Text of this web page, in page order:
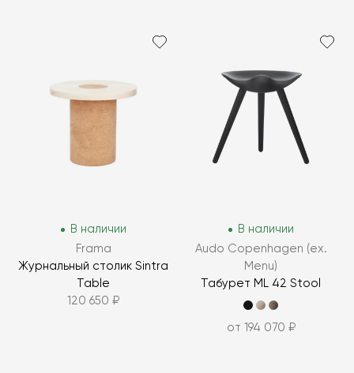
В наличии
Frama
Журнальный столик Sintra
Table
120 650 ₽
В наличии
Audo Copenhagen (ex.
Menu)
Табурет ML 42 Stool
от 194 070 ₽